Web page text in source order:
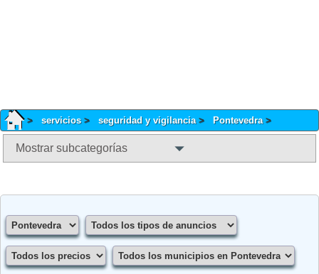
servicios seguridad y vigilancia Pontevedra
Mostrar subcategorías